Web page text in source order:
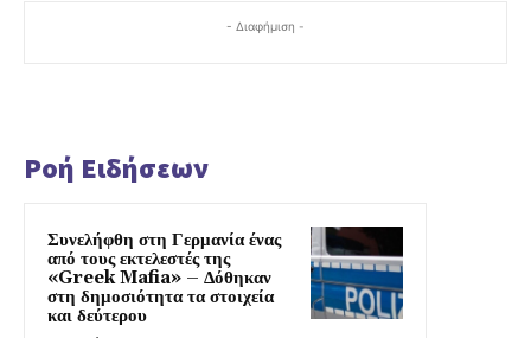
- Διαφήμιση -
Ροή Ειδήσεων
Συνελήφθη στη Γερμανία ένας
από τους εκτελεστές της
«Greek Mafia» – Δόθηκαν
στη δημοσιότητα τα στοιχεία
και δεύτερου